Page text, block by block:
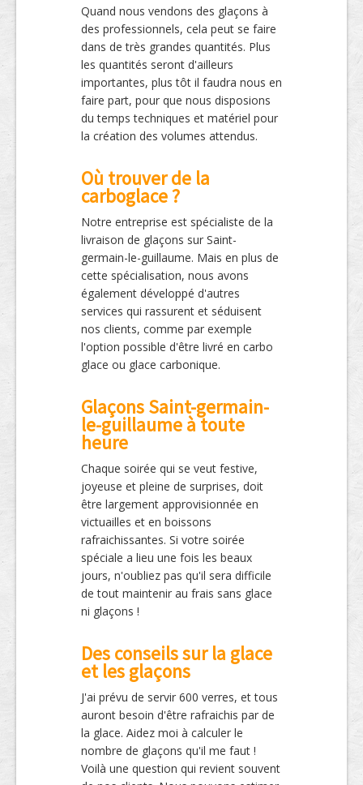
Quand nous vendons des glaçons à
des professionnels, cela peut se faire
dans de très grandes quantités. Plus
les quantités seront d'ailleurs
importantes, plus tôt il faudra nous en
faire part, pour que nous disposions
du temps techniques et matériel pour
la création des volumes attendus.
Où trouver de la
carboglace ?
Notre entreprise est spécialiste de la
livraison de glaçons sur Saint-
germain-le-guillaume. Mais en plus de
cette spécialisation, nous avons
également développé d'autres
services qui rassurent et séduisent
nos clients, comme par exemple
l'option possible d'être livré en carbo
glace ou glace carbonique.
Glaçons Saint-germain-
le-guillaume à toute
heure
Chaque soirée qui se veut festive,
joyeuse et pleine de surprises, doit
être largement approvisionnée en
victuailles et en boissons
rafraichissantes. Si votre soirée
spéciale a lieu une fois les beaux
jours, n'oubliez pas qu'il sera difficile
de tout maintenir au frais sans glace
ni glaçons !
Des conseils sur la glace
et les glaçons
J'ai prévu de servir 600 verres, et tous
auront besoin d'être rafraichis par de
la glace. Aidez moi à calculer le
nombre de glaçons qu'il me faut !
Voilà une question qui revient souvent